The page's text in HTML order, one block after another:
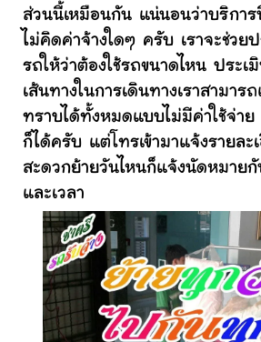
ส่วนนี้เหมือนกัน แน่นอนว่าบริการ
ไม่คิดค่าจ้างใดๆ ครับ เราจะช่วย
รถให้ว่าต้องใช้รถขนาดไหน ประเ
เส้นทางในการเดินทางเราสามาร
ทราบได้ทั้งหมดแบบไม่มีค่าใช้จ่าย
ก็ได้ครับ แต่โทรเข้ามาแจ้งรายละ
สะดวกย้ายวันไหนก็แจ้งนัดหมาย
และเวลา